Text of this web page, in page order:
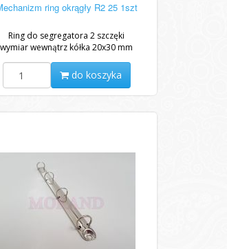
ring okrągły R2 25 1szt
Ring do segregatora 2 szczęki
wymiar wewnątrz kółka 20x30 mm
do koszyka